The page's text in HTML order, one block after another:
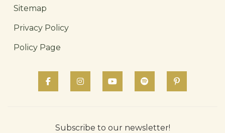
Sitemap
Privacy Policy
Policy Page
Subscribe to our newsletter!